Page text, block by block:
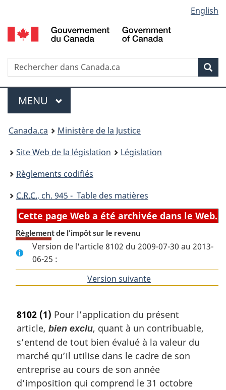
au
contenu
propos
de
la
HTML
simplifiée
selection
English
Recherche
Menu
MENU PRINCIPAL
You
are
here:
Canada.ca
Ministère de la Justice
Site Web de la législation
Législation
Règlements codifiés
C.R.C., ch. 945 - Table des matières
Cette page Web a été archivée dans le Web.
Règlement de l’impôt sur le revenu
Version de l'article 8102 du 2009-07-30 au 2013-
06-25 :
Version suivante
8102 (1) Pour l’application du présent
article, bien exclu, quant à un contribuable,
s’entend de tout bien évalué à la valeur du
marché qu’il utilise dans le cadre de son
entreprise au cours de son année
d’imposition qui comprend le 31 octobre